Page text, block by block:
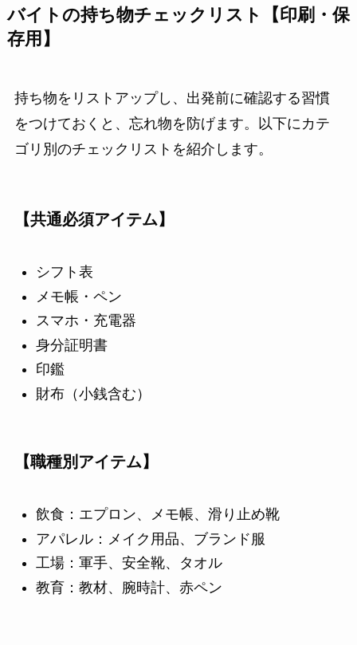
バイトの持ち物チェックリスト【印刷・保
存用】
持ち物をリストアップし、出発前に確認する習慣
をつけておくと、忘れ物を防げます。以下にカテ
ゴリ別のチェックリストを紹介します。
【共通必須アイテム】
シフト表
メモ帳・ペン
スマホ・充電器
身分証明書
印鑑
財布（小銭含む）
【職種別アイテム】
飲食：エプロン、メモ帳、滑り止め靴
アパレル：メイク用品、ブランド服
工場：軍手、安全靴、タオル
教育：教材、腕時計、赤ペン